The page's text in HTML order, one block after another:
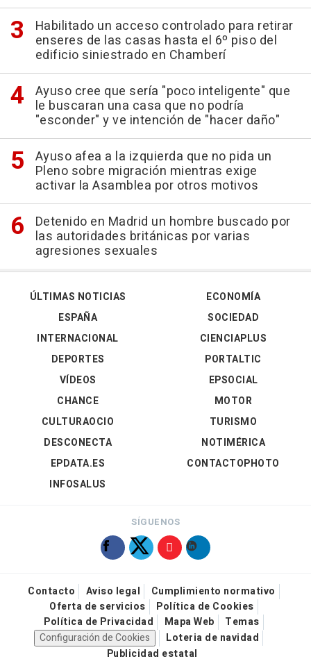
Habilitado un acceso controlado para retirar
enseres de las casas hasta el 6º piso del
edificio siniestrado en Chamberí
Ayuso cree que sería "poco inteligente" que
le buscaran una casa que no podría
"esconder" y ve intención de "hacer daño"
Ayuso afea a la izquierda que no pida un
Pleno sobre migración mientras exige
activar la Asamblea por otros motivos
Detenido en Madrid un hombre buscado por
las autoridades británicas por varias
agresiones sexuales
ÚLTIMAS NOTICIAS
ESPAÑA
INTERNACIONAL
DEPORTES
VÍDEOS
ECONOMÍA
SOCIEDAD
CIENCIAPLUS
PORTALTIC
EPSOCIAL
CHANCE
CULTURAOCIO
DESCONECTA
EPDATA.ES
INFOSALUS
MOTOR
TURISMO
NOTIMÉRICA
CONTACTOPHOTO
SÍGUENOS
Contacto Aviso legal
Cumplimiento normativo
Oferta de servicios
Política de Cookies
Política de Privacidad
Mapa Web
Temas
Configuración de Cookies
Loteria de navidad
Publicidad estatal